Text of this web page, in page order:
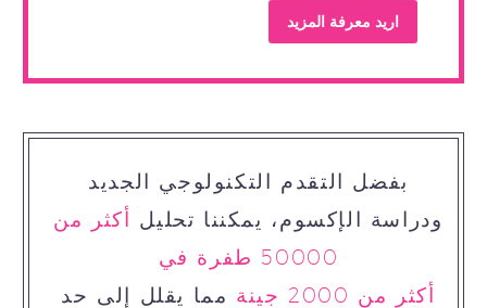
بفضل التقدم التكنولوجي الجديد
ودراسة الإكسوم، يمكننا تحليل أكثر من
50000 طفرة في
أكثر من 2000 جينة
مما يقلل إلى حد